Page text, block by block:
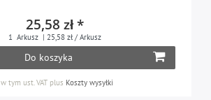
25,58 zł *
1 Arkusz | 25,58 zł / Arkusz
Do koszyka
w tym ust. VATplus Koszty wysyłki